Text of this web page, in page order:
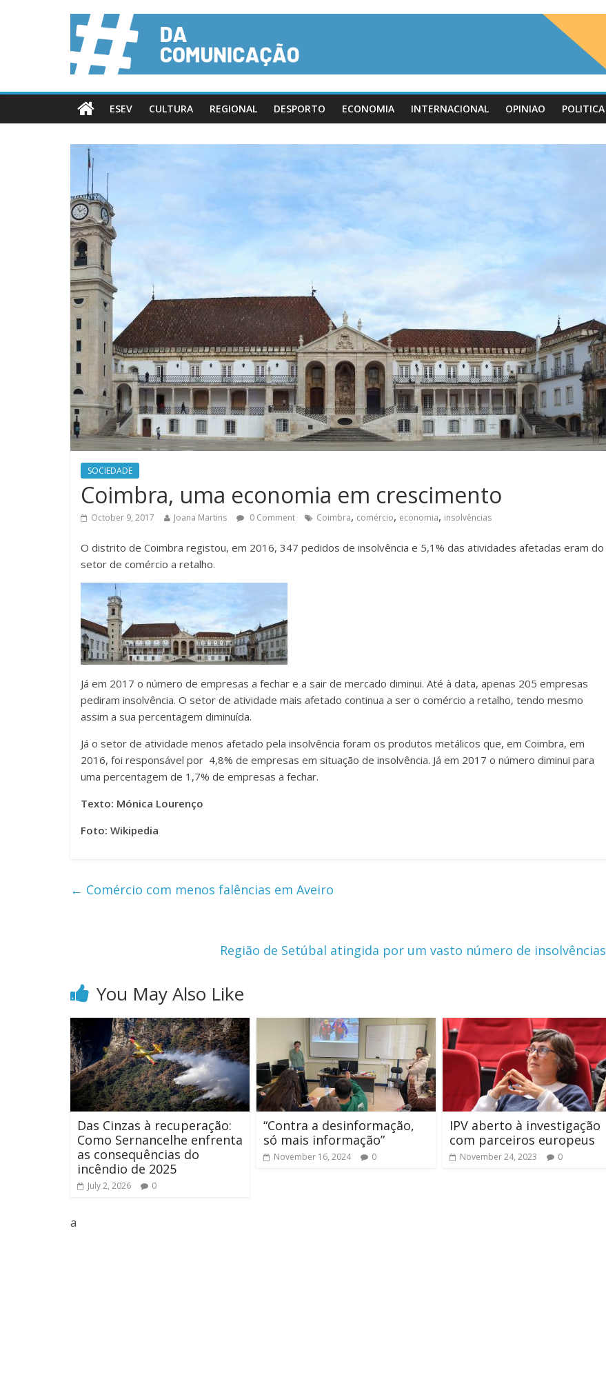
ESEV CULTURA REGIONAL DESPORTO ECONOMIA INTERNACIONAL OPINIAO POLITICA
SOCIEDADE
Coimbra, uma economia em crescimento
October 9, 2017 Joana Martins 0 Comment Coimbra, comércio, economia, insolvências
O distrito de Coimbra registou, em 2016, 347 pedidos de insolvência e 5,1% das atividades afetadas eram do
setor de comércio a retalho.
Já em 2017 o número de empresas a fechar e a sair de mercado diminui. Até à data, apenas 205 empresas
pediram insolvência. O setor de atividade mais afetado continua a ser o comércio a retalho, tendo mesmo
assim a sua percentagem diminuída.
Já o setor de atividade menos afetado pela insolvência foram os produtos metálicos que, em Coimbra, em
2016, foi responsável por 4,8% de empresas em situação de insolvência. Já em 2017 o número diminui para
uma percentagem de 1,7% de empresas a fechar.
Texto: Mónica Lourenço
Foto: Wikipedia
← Comércio com menos falências em Aveiro
Região de Setúbal atingida por um vasto número de insolvências
You May Also Like
Das Cinzas à recuperação:
Como Sernancelhe enfrenta
as consequências do
incêndio de 2025
July 2, 2026 0
“Contra a desinformação,
só mais informação”
November 16, 2024 0
IPV aberto à investigação
com parceiros europeus
November 24, 2023 0
a